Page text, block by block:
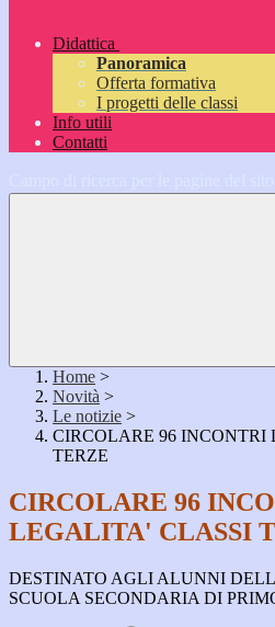
Didattica
Panoramica
Offerta formativa
I progetti delle classi
Info utili
Contatti
Home >
Novità >
Le notizie >
CIRCOLARE 96 INCONTRI
TERZE
CIRCOLARE 96
LEGALITA' CLASSI
DESTINATO AGLI ALUNNI
SCUOLA SECONDARIA DI